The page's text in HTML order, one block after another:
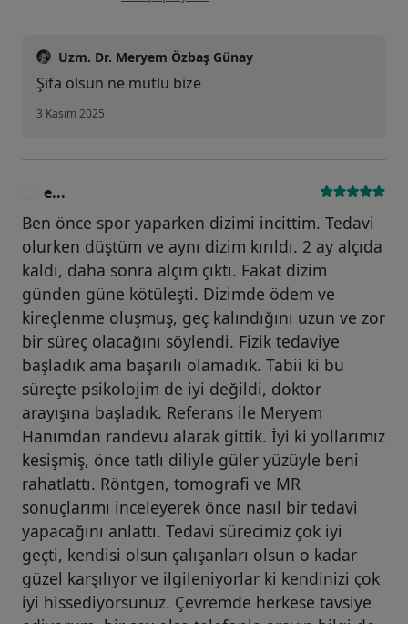
Uzm. Dr. Meryem Özbaş Günay
Şifa olsun ne mutlu bize
3 Kasım 2025
e...
Ben önce spor yaparken dizimi incittim. Tedavi
olurken düştüm ve aynı dizim kırıldı. 2 ay alçıda
kaldı, daha sonra alçım çıktı. Fakat dizim
günden güne kötüleşti. Dizimde ödem ve
kireçlenme oluşmuş, geç kalındığını uzun ve zor
bir süreç olacağını söylendi. Fizik tedaviye
başladık ama başarılı olamadık. Tabii ki bu
süreçte psikolojim de iyi değildi, doktor
arayışına başladık. Referans ile Meryem
Hanımdan randevu alarak gittik. İyi ki yollarımız
kesişmiş, önce tatlı diliyle güler yüzüyle beni
rahatlattı. Röntgen, tomografi ve MR
sonuçlarımı inceleyerek önce nasıl bir tedavi
yapacağını anlattı. Tedavi sürecimiz çok iyi
geçti, kendisi olsun çalışanları olsun o kadar
güzel karşılıyor ve ilgileniyorlar ki kendinizi çok
iyi hissediyorsunuz. Çevremde herkese tavsiye